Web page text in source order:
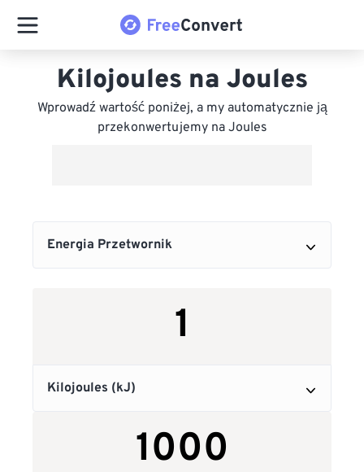
Kilojoules na Joules
Wprowadź wartość poniżej, a my automatycznie ją
przekonwertujemy na Joules